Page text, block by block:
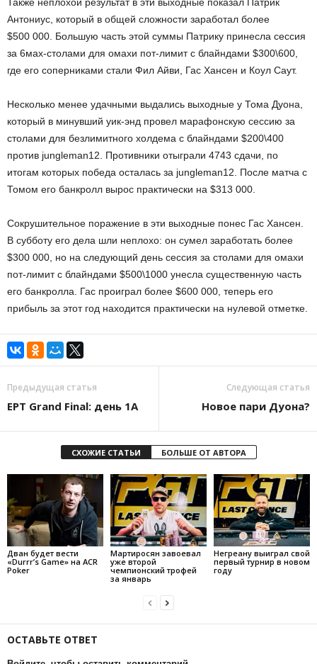
Также неплохой результат в эти выходные показал Патрик
Антониус, который в общей сложности заработал более
$500 000. Большую часть этой суммы Патрику принесла сессия
за 6мах-столами для омахи пот-лимит с блайндами $300\600,
где его соперниками стали Фил Айви, Гас Хансен и Коул Саут.
Несколько менее удачными выдались выходные у Тома Дуона,
который в минувший уик-энд провел марафонскую сессию за
столами для безлимитного холдема с блайндами $200\400
против jungleman12. Противники отыграли 4743 сдачи, по
итогам которых победа осталась за jungleman12. После матча с
Томом его банкролл вырос практически на $313 000.
Сокрушительное поражение в эти выходные понес Гас Хансен.
В субботу его дела шли неплохо: он сумел заработать более
$300 000, но на следующий день сессия за столами для омахи
пот-лимит с блайндами $500\1000 унесла существенную часть
его банкролла. Гас проиграл более $600 000, теперь его
прибыль за этот год находится практически на нулевой отметке.
Предыдущая статья
EPT Grand Final: день 1А
Следующая статья
Новое пари Дуона?
СХОЖИЕ СТАТЬИ БОЛЬШЕ ОТ АВТОРА
Дван будет вести
«Durrr’s Game» на ACR
Poker
Мартиросян завоевал
уже второй
чемпионский трофей
за январь
Негреану выиграл свой
первый турнир в новом
году
ОСТАВЬТЕ ОТВЕТ